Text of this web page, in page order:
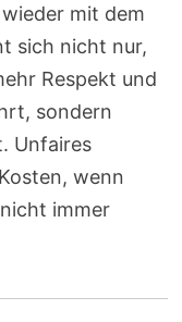
mit dem
sich nicht nur,
Respekt und
sondern
Unfaires
wenn
immer